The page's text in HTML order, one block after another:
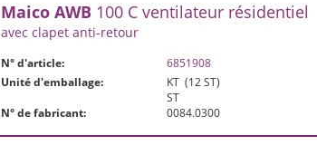
Maico AWB 100 C ventilateur résidentiel
avec clapet anti-retour
N° d'article:
6851908
Unité d'emballage:
KT (12 ST)
ST
N° de fabricant:
0084.0300